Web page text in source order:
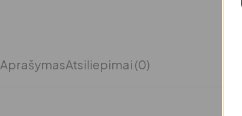
AprašymasAtsiliepimai (0)